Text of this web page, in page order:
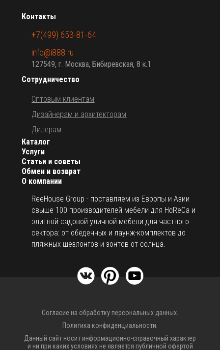
О компании
ReeHouse Group - поставляем из Европы и Азии
свыше 100 производителей мебели для HoReCa и
элитной садовой уличной мебели для частного
сектора: от обеденных и лаунж-комплектов до
пляжных шезлонгов и зонтов от солнца.
Каталог
Услуги
Статьи и советы
Обмен и возврат
Сотрудничество
Оптовым клиентам
Дизайнерам и архитекторам
Дилерам
Контакты
+7(499) 653-81-64
info@i888.ru
127549, г. Москва, Бибиревская, 8 к.1
Согласие на обработку персональных данных.
Политика конфиденциальности.
Данный сайт носит информационно-справочный характер
и ни при каких условиях не является публичной офертой